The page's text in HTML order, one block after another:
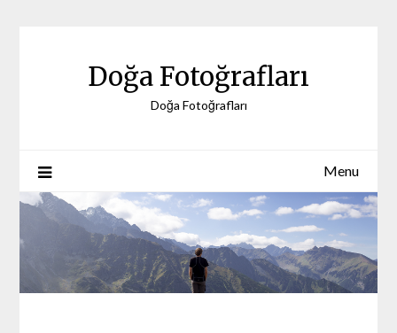
Doğa Fotoğrafları
Doğa Fotoğrafları
Menu